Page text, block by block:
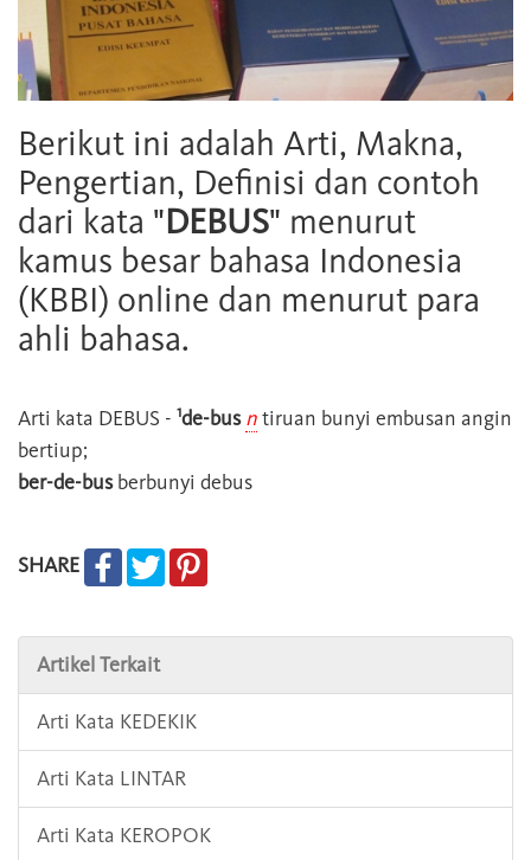
Berikut ini adalah Arti, Makna,
Pengertian, Definisi dan contoh
dari kata "DEBUS" menurut
kamus besar bahasa Indonesia
(KBBI) online dan menurut para
ahli bahasa.
Arti kata DEBUS - 1de-bus ntiruan bunyi embusan angin
bertiup;
ber-de-busberbunyi debus
SHARE
Artikel Terkait
Arti Kata KEDEKIK
Arti Kata LINTAR
Arti Kata KEROPOK